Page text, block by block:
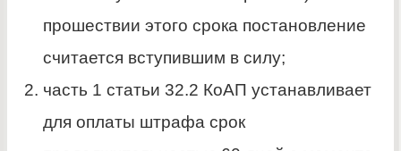
прошествии этого срока постановление
считается вступившим в силу;
часть 1 статьи 32.2 КоАП устанавливает
для оплаты штрафа срок